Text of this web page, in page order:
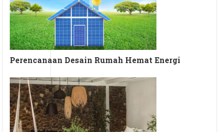
Perencanaan Desain Rumah Hemat Energi